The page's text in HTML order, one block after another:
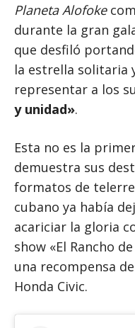
Planeta Alofoke
durante la gran
que desfiló
la estrella solitaria
representar a los
y unidad».
Esta no es la
demuestra sus
formatos de
cubano ya había
acariciar la gloria
show «El Rancho
una recompensa
Honda Civic.